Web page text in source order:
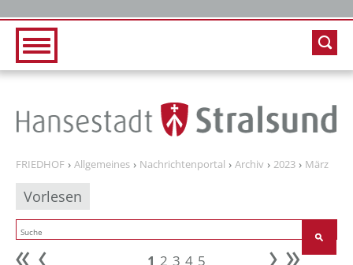
FRIEDHOF Allgemeines Nachrichtenportal Archiv 2023 März
Vorlesen
1 2 3 4 5